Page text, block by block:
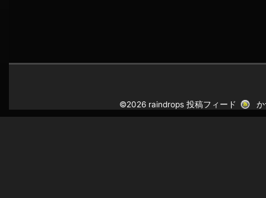
©2026 raindrops投稿フィード